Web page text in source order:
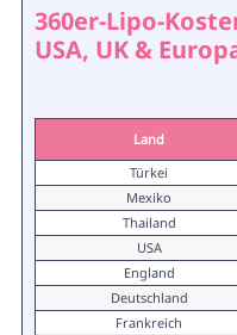
360er-Lipo-
USA, UK &
Land
Türkei
Mexiko
Thailand
USA
England
Deutschland
Frankreich